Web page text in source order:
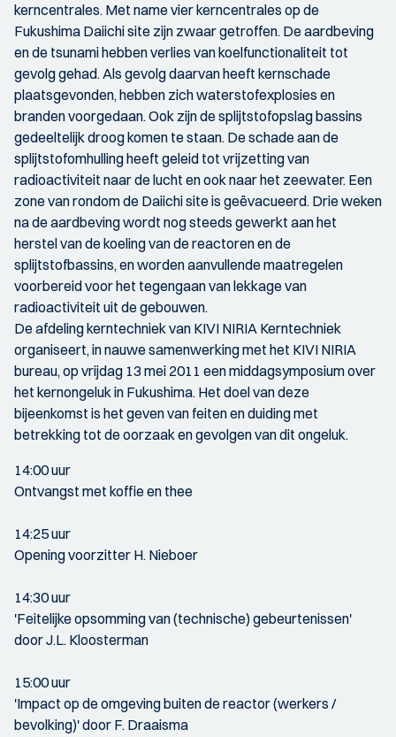
kerncentrales. Met name vier kerncentrales op de
Fukushima Daiichi site zijn zwaar getroffen. De aardbeving
en de tsunami hebben verlies van koelfunctionaliteit tot
gevolg gehad. Als gevolg daarvan heeft kernschade
plaatsgevonden, hebben zich waterstofexplosies en
branden voorgedaan. Ook zijn de splijtstofopslag bassins
gedeeltelijk droog komen te staan. De schade aan de
splijtstofomhulling heeft geleid tot vrijzetting van
radioactiviteit naar de lucht en ook naar het zeewater. Een
zone van rondom de Daiichi site is geëvacueerd. Drie weken
na de aardbeving wordt nog steeds gewerkt aan het
herstel van de koeling van de reactoren en de
splijtstofbassins, en worden aanvullende maatregelen
voorbereid voor het tegengaan van lekkage van
radioactiviteit uit de gebouwen.
De afdeling kerntechniek van KIVI NIRIA Kerntechniek
organiseert, in nauwe samenwerking met het KIVI NIRIA
bureau, op vrijdag 13 mei 2011 een middagsymposium over
het kernongeluk in Fukushima. Het doel van deze
bijeenkomst is het geven van feiten en duiding met
betrekking tot de oorzaak en gevolgen van dit ongeluk.
14:00 uur
Ontvangst met koffie en thee
14:25 uur
Opening voorzitter H. Nieboer
14:30 uur
'Feitelijke opsomming van (technische) gebeurtenissen'
door J.L. Kloosterman
15:00 uur
'Impact op de omgeving buiten de reactor (werkers /
bevolking)' door F. Draaisma